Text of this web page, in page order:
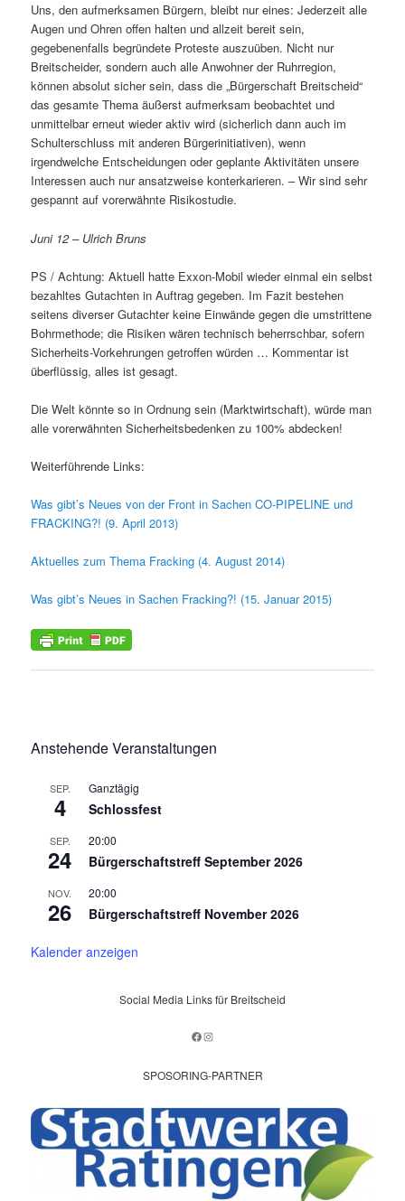
Uns, den aufmerksamen Bürgern, bleibt nur eines: Jederzeit alle
Augen und Ohren offen halten und allzeit bereit sein,
gegebenenfalls begründete Proteste auszuüben. Nicht nur
Breitscheider, sondern auch alle Anwohner der Ruhrregion,
können absolut sicher sein, dass die „Bürgerschaft Breitscheid“
das gesamte Thema äußerst aufmerksam beobachtet und
unmittelbar erneut wieder aktiv wird (sicherlich dann auch im
Schulterschluss mit anderen Bürgerinitiativen), wenn
irgendwelche Entscheidungen oder geplante Aktivitäten unsere
Interessen auch nur ansatzweise konterkarieren. – Wir sind sehr
gespannt auf vorerwähnte Risikostudie.
Juni 12 – Ulrich Bruns
PS / Achtung: Aktuell hatte Exxon-Mobil wieder einmal ein selbst
bezahltes Gutachten in Auftrag gegeben. Im Fazit bestehen
seitens diverser Gutachter keine Einwände gegen die umstrittene
Bohrmethode; die Risiken wären technisch beherrschbar, sofern
Sicherheits-Vorkehrungen getroffen würden … Kommentar ist
überflüssig, alles ist gesagt.
Die Welt könnte so in Ordnung sein (Marktwirtschaft), würde man
alle vorerwähnten Sicherheitsbedenken zu 100% abdecken!
Weiterführende Links:
Was gibt’s Neues von der Front in Sachen CO-PIPELINE und
FRACKING?! (9. April 2013)
Aktuelles zum Thema Fracking (4. August 2014)
Was gibt’s Neues in Sachen Fracking?! (15. Januar 2015)
Anstehende Veranstaltungen
SEP.
4
Ganztägig
Schlossfest
SEP.
24
20:00
Bürgerschaftstreff September 2026
NOV.
26
20:00
Bürgerschaftstreff November 2026
Kalender anzeigen
Social Media Links für Breitscheid
Facebook
Instagram
SPOSORING-PARTNER